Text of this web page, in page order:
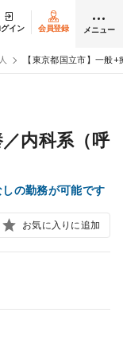
グイン 会員登録 メニュー
【東京都国立市】一般
／内科系（呼
の勤務が可能です
お気に入りに追加